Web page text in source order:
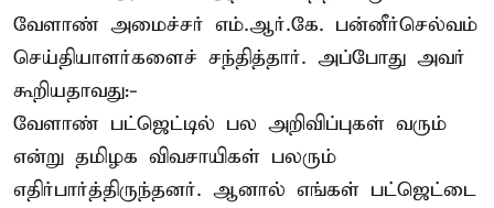
வேளாண் அமைச்சர் எம்.ஆர்.கே. பன்னீர்செல்வம்
செய்தியாளர்களைச் சந்தித்தார். அப்போது அவர்
கூறியதாவது:-
வேளாண் பட்ஜெட்டில் பல அறிவிப்புகள் வரும்
என்று தமிழக விவசாயிகள் பலரும்
எதிர்பார்த்திருந்தனர். ஆனால் எங்கள் பட்ஜெட்டை